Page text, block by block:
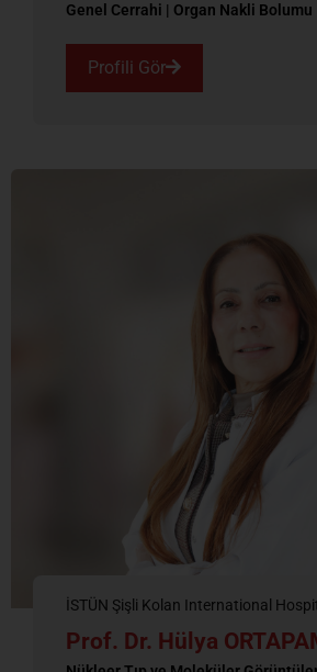
Genel Cerrahi | Organ Nakli Bolumu
Profili Gör
İSTÜN Şişli Kolan International
Prof. Dr. Hülya